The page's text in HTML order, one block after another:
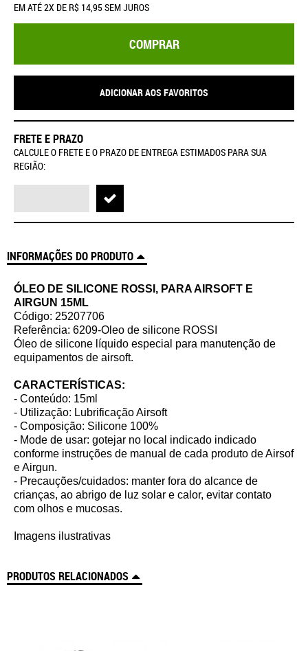
EM ATÉ2X DE R$ 14,95SEM JUROS
COMPRAR
ADICIONAR AOS FAVORITOS
FRETE E PRAZO
CALCULE O FRETE E O PRAZO DE ENTREGA ESTIMADOS PARA SUA
REGIÃO:
INFORMAÇÕES DO PRODUTO
ÓLEO DE SILICONE ROSSI, PARA AIRSOFT E
AIRGUN 15ML
Código: 25207706
Referência: 6209-Oleo de silicone ROSSI
Óleo de silicone líquido especial para manutenção de
equipamentos de airsoft.
CARACTERÍSTICAS:
- Conteúdo: 15ml
- Utilização: Lubrificação Airsoft
- Composição: Silicone 100%
- Mode de usar: gotejar no local indicado indicado
conforme instruções de manual de cada produto de Airsof
e Airgun.
- Precauções/cuidados: manter fora do alcance de
crianças, ao abrigo de luz solar e calor, evitar contato
com olhos e mucosas.
Imagens ilustrativas
PRODUTOS RELACIONADOS